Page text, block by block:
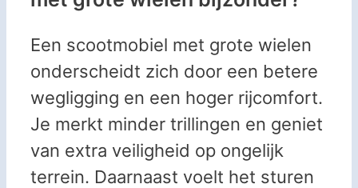
Een scootmobiel met grote wielen
onderscheidt zich door een betere
wegligging en een hoger rijcomfort.
Je merkt minder trillingen en geniet
van extra veiligheid op ongelijk
terrein. Daarnaast voelt het sturen